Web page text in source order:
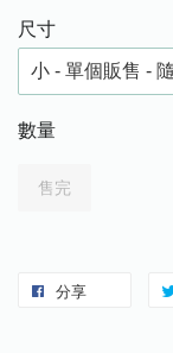
尺寸
數量
售完
分享